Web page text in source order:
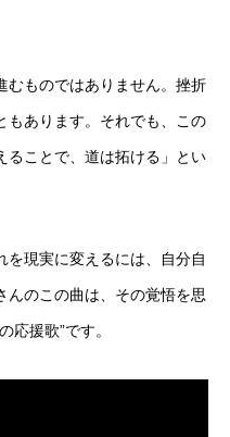
むものではありません。挫折
もあります。それでも、この
ることで、道は拓ける」とい
を現実に変えるには、自分自
んのこの曲は、その覚悟を思
応援歌”です。